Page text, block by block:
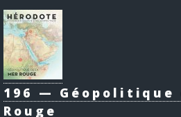
196 — Géopolitique
Rouge